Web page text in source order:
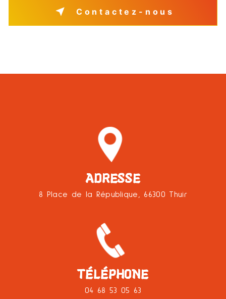
Contactez-nous
ADRESSE
8 Place de la République, 66300 Thuir
TÉLÉPHONE
04 68 53 05 63